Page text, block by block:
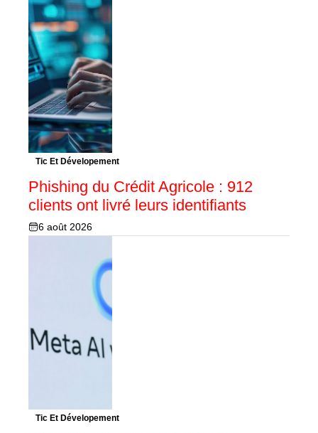
Tic Et Dévelopement
Phishing du Crédit Agricole : 912
clients ont livré leurs identifiants
6 août 2026
Tic Et Dévelopement